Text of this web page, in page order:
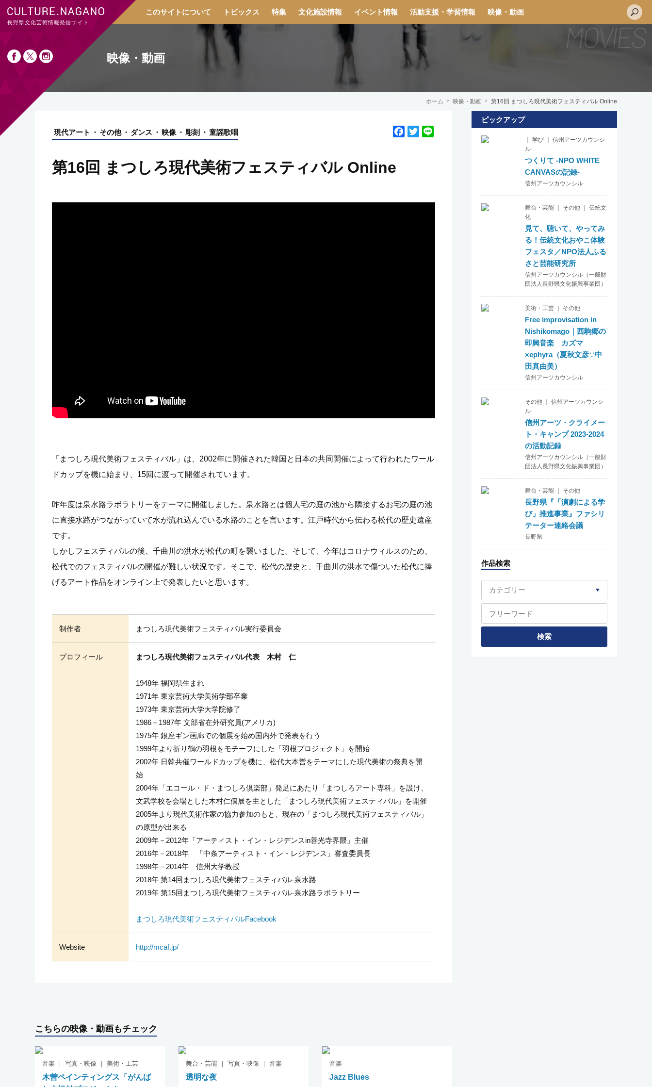
長野県文化芸術情報発信サイト
このサイトについて トピックス 特集 文化施設情報 イベント情報 活動支援・学習情報 映像・動画
映像・動画
ホーム 映像・動画 第16回 まつしろ現代美術フェスティバル Online
現代アート その他 ダンス 映像 彫刻 童謡歌唱
F
o
T
r
第16回 まつしろ現代美術フェスティバル Online
「まつしろ現代美術フェスティバル」は、2002年に開催された韓国と日本の共同開催によって行われたワール
ドカップを機に始まり、15回に渡って開催されています。
昨年度は泉水路ラボラトリーをテーマに開催しました。泉水路とは個人宅の庭の池から隣接するお宅の庭の池
に直接水路がつながっていて水が流れ込んでいる水路のことを言います。江戸時代から伝わる松代の歴史遺産
です。
しかしフェスティバルの後、千曲川の洪水が松代の町を襲いました。そして、今年はコロナウィルスのため、
松代でのフェスティバルの開催が難しい状況です。そこで、松代の歴史と、千曲川の洪水で傷ついた松代に捧
げるアート作品をオンライン上で発表したいと思います。
制作者 まつしろ現代美術フェスティバル実行委員会
プロフィール まつしろ現代美術フェスティバル代表 木村 仁
1948年 福岡県生まれ
1971年 東京芸術大学美術学部卒業
1973年 東京芸術大学大学院修了
1986－1987年 文部省在外研究員(アメリカ)
1975年 銀座ギン画廊での個展を始め国内外で発表を行う
1999年より折り鶴の羽根をモチーフにした「羽根プロジェクト」を開始
2002年 日韓共催ワールドカップを機に、松代大本営をテーマにした現代美術の祭典を開
始
2004年「エコール・ド・まつしろ倶楽部」発足にあたり「まつしろアート専科」を設け、
文武学校を会場とした木村仁個展を主とした「まつしろ現代美術フェスティバル」を開催
2005年より現代美術作家の協力参加のもと、現在の「まつしろ現代美術フェスティバル」
の原型が出来る
2009年－2012年「アーティスト・イン・レジデンスin善光寺界隈」主催
2016年－2018年 「中条アーティスト・イン・レジデンス」審査委員長
1998年－2014年 信州大学教授
2018年 第14回まつしろ現代美術フェスティバル-泉水路
2019年 第15回まつしろ現代美術フェスティバル-泉水路ラボラトリー
まつしろ現代美術フェスティバルFacebook
Website http://mcaf.jp/
こちらの映像・動画もチェック
音楽 ｜ 写真・映像 ｜ 美術・工芸
木曽ペインティングス「がんば
舞台・芸能 ｜ 写真・映像 ｜ 音楽
透明な夜
音楽
Jazz Blues
ピックアップ
｜ 学び ｜ 信州アーツカウンシ
ル
つくりて -NPO WHITE
CANVASの記録-
信州アーツカウンシル
舞台・芸能 ｜ その他 ｜ 伝統文
化
見て、聴いて、やってみ
る！伝統文化おやこ体験
フェスタ／NPO法人ふる
さと芸能研究所
信州アーツカウンシル（一般財
団法人長野県文化振興事業団）
美術・工芸 ｜ その他
Free improvisation in
Nishikomago｜西駒郷の
即興音楽 カズマ
×ephyra（夏秋文彦∵中
田真由美）
信州アーツカウンシル
その他 ｜ 信州アーツカウンシ
ル
信州アーツ・クライメー
ト・キャンプ 2023-2024
の活動記録
信州アーツカウンシル（一般財
団法人長野県文化振興事業団）
舞台・芸能 ｜ その他
長野県『「演劇による学
び」推進事業』ファシリ
テーター連絡会議
長野県
作品検索